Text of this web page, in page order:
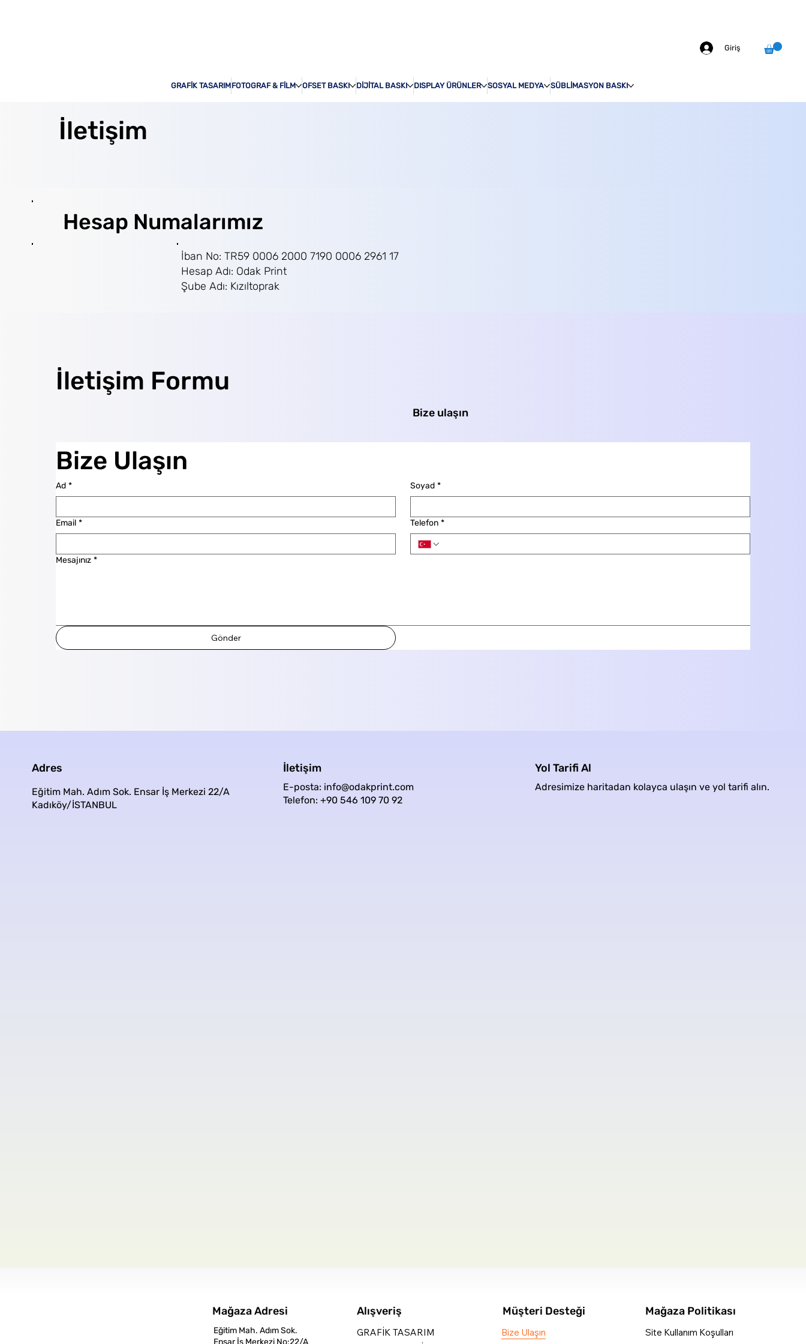
Giriş
GRAFİK TASARIMFOTOGRAF & FİLM OFSET BASKI DİJİTAL BASKI DISPLAY ÜRÜNLER SOSYAL MEDYA SÜBLİMASYON BASKI
İletişim
Hesap Numalarımız
İban No: TR59 0006 2000 7190 0006 2961 17
Hesap Adı: Odak Print
Şube Adı: Kızıltoprak
İletişim Formu
Bize ulaşın
Bize Ulaşın
Ad * Soyad *
Email * Telefon *
Mesajınız *
Gönder
Adres
Eğitim Mah. Adım Sok. Ensar İş Merkezi 22/A
Kadıköy/İSTANBUL
İletişim
E-posta: info@odakprint.com
Telefon: +90 546 109 70 92
Yol Tarifi Al
Adresimize haritadan kolayca ulaşın ve yol tarifi alın.
Mağaza Politikası
Site Kullanım Koşulları
Bize Ulaşın
Müşteri Desteği
Alışveriş
GRAFİK TASARIM
Mağaza Adresi
Eğitim Mah. Adım Sok.